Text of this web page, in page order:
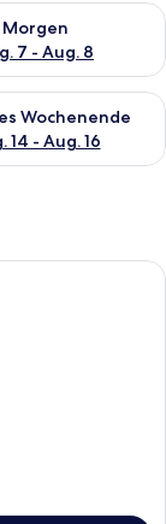
Aug. 6 - Aug. 7.
Morgen
7 - Aug. 8
Verfügbarkeit
Aug. 7
Wochenende
14 - Aug. 16
Verfügbarkeit
mit einem Bett,